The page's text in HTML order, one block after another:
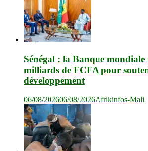
Sénégal : la Banque mondiale
milliards de FCFA pour
développement
06/08/202606/08/2026Afrikinfos-Mali